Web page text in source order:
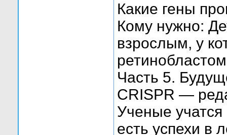
Какие гены
Кому нужно:
взрослым, у
Часть 5.
CRISPR —
Ученые
есть успехи в